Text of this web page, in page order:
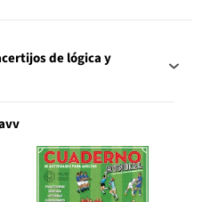
de lógica y